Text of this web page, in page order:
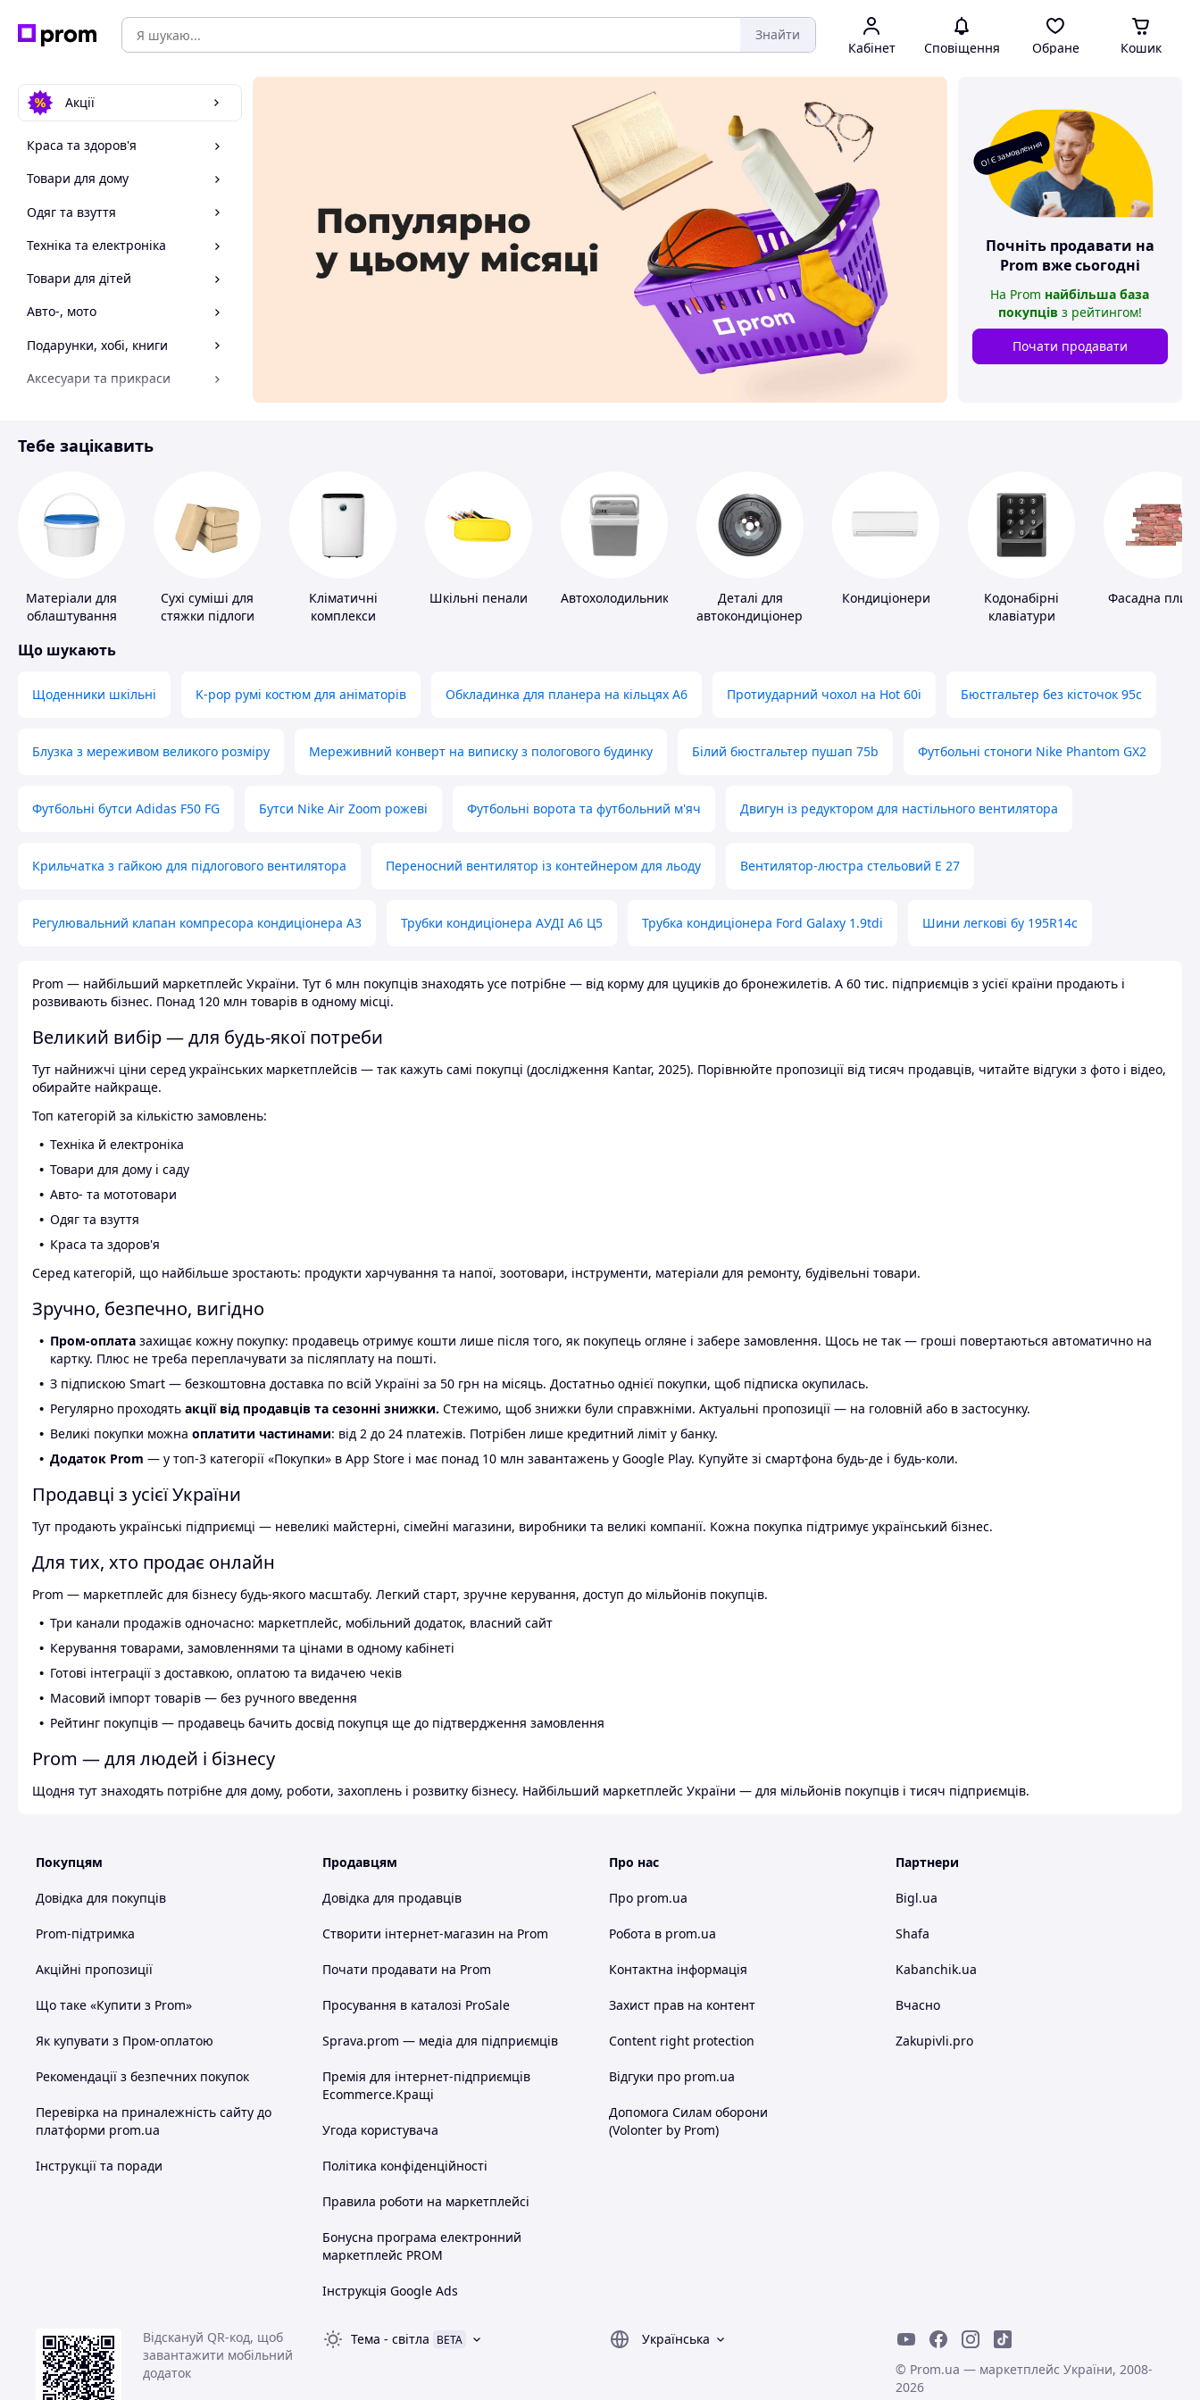
Знайти
Кабінет Сповіщення Обране Кошик
Акції
Краса та здоров'я
Товари для дому
Одяг та взуття
Техніка та електроніка
Товари для дітей
Авто-, мото
Подарунки, хобі, книги
Аксесуари та прикраси
Спорт і відпочинок
О! Є замовлення
Почніть продавати на
Prom вже сьогодні
На Prom найбільша база
покупців з рейтингом!
Почати продавати
Тебе зацікавить
Матеріали для
облаштування
підлог
Сухі суміші для
стяжки підлоги
Кліматичні
комплекси
Шкільні пенали Автохолодильники
Деталі для
автокондиціонерів
Кондиціонери
Кодонабірні
клавіатури
Фасадна
Що шукають
Щоденники шкільні K-pop румі костюм для аніматорів Обкладинка для планера на кільцях А6 Протиударний чохол на Hot 60i Бюстгальтер без кісточок 95с
Блузка з мереживом великого розміру Мереживний конверт на виписку з пологового будинку Білий бюстгальтер пушап 75b Футбольні стоноги Nike Phantom GX2
Футбольні бутси Adidas F50 FG Бутси Nike Air Zoom рожеві Футбольні ворота та футбольний м'яч Двигун із редуктором для настільного вентилятора
Крильчатка з гайкою для підлогового вентилятора Переносний вентилятор із контейнером для льоду Вентилятор-люстра стельовий E 27
Регулювальний клапан компресора кондиціонера А3 Трубки кондиціонера АУДІ А6 Ц5 Трубка кондиціонера Ford Galaxy 1.9tdi Шини легкові бу 195R14c
Prom — найбільший маркетплейс України. Тут 6 млн покупців знаходять усе потрібне — від корму для цуциків до бронежилетів. А 60 тис. підприємців з усієї країни продають і
розвивають бізнес. Понад 120 млн товарів в одному місці.
Великий вибір — для будь-якої потреби
Тут найнижчі ціни серед українських маркетплейсів — так кажуть самі покупці (дослідження Kantar, 2025). Порівнюйте пропозиції від тисяч продавців, читайте відгуки з фото і відео,
обирайте найкраще.
Топ категорій за кількістю замовлень:
Техніка й електроніка
Товари для дому і саду
Авто- та мототовари
Одяг та взуття
Краса та здоров'я
Серед категорій, що найбільше зростають: продукти харчування та напої, зоотовари, інструменти, матеріали для ремонту, будівельні товари.
Зручно, безпечно, вигідно
Пром-оплата захищає кожну покупку: продавець отримує кошти лише після того, як покупець огляне і забере замовлення. Щось не так — гроші повертаються автоматично на
картку. Плюс не треба переплачувати за післяплату на пошті.
З підпискою Smart — безкоштовна доставка по всій Україні за 50 грн на місяць. Достатньо однієї покупки, щоб підписка окупилась.
Регулярно проходять акції від продавців та сезонні знижки. Стежимо, щоб знижки були справжніми. Актуальні пропозиції — на головній або в застосунку.
Великі покупки можна оплатити частинами: від 2 до 24 платежів. Потрібен лише кредитний ліміт у банку.
Додаток Prom — у топ-3 категорії «Покупки» в App Store і має понад 10 млн завантажень у Google Play. Купуйте зі смартфона будь-де і будь-коли.
Продавці з усієї України
Тут продають українські підприємці — невеликі майстерні, сімейні магазини, виробники та великі компанії. Кожна покупка підтримує український бізнес.
Для тих, хто продає онлайн
Prom — маркетплейс для бізнесу будь-якого масштабу. Легкий старт, зручне керування, доступ до мільйонів покупців.
Три канали продажів одночасно: маркетплейс, мобільний додаток, власний сайт
Керування товарами, замовленнями та цінами в одному кабінеті
Готові інтеграції з доставкою, оплатою та видачею чеків
Масовий імпорт товарів — без ручного введення
Рейтинг покупців — продавець бачить досвід покупця ще до підтвердження замовлення
Prom — для людей і бізнесу
Щодня тут знаходять потрібне для дому, роботи, захоплень і розвитку бізнесу. Найбільший маркетплейс України — для мільйонів покупців і тисяч підприємців.
Покупцям
Довідка для покупців
Prom-підтримка
Акційні пропозиції
Що таке «Купити з Prom»
Як купувати з Пром-оплатою
Рекомендації з безпечних покупок
Перевірка на приналежність сайту до
платформи prom.ua
Інструкції та поради
Продавцям
Довідка для продавців
Створити інтернет-магазин на Prom
Почати продавати на Prom
Просування в каталозі ProSale
Sprava.prom — медіа для підприємців
Премія для інтернет-підприємців
Ecommerce.Кращі
Угода користувача
Політика конфіденційності
Правила роботи на маркетплейсі
Бонусна програма електронний
маркетплейс PROM
Інструкція Google Ads
Про нас
Про prom.ua
Робота в prom.ua
Контактна інформація
Захист прав на контент
Content right protection
Відгуки про prom.ua
Допомога Силам оборони
(Volonter by Prom)
Партнери
Bigl.ua
Shafa
Kabanchik.ua
Вчасно
Zakupivli.pro
Відскануй QR-код, щоб
завантажити мобільний
додаток
Тема - світла BETA
Українська
© Prom.ua — маркетплейс України, 2008-
2026